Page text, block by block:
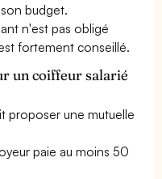
budget.
n'est pas obligé
fortement conseillé.
un coiffeur salarié
proposer une mutuelle
paie au moins 50